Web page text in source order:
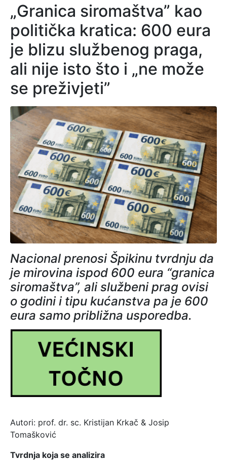
„Granica siromaštva” kao
politička kratica: 600 eura
je blizu službenog praga,
ali nije isto što i „ne može
se preživjeti”
Nacional prenosi Špikinu tvrdnju da
je mirovina ispod 600 eura “granica
siromaštva”, ali službeni prag ovisi
o godini i tipu kućanstva pa je 600
eura samo približna usporedba.
Autori: prof. dr. sc. Kristijan Krkač & Josip
Tomašković
Tvrdnja koja se analizira